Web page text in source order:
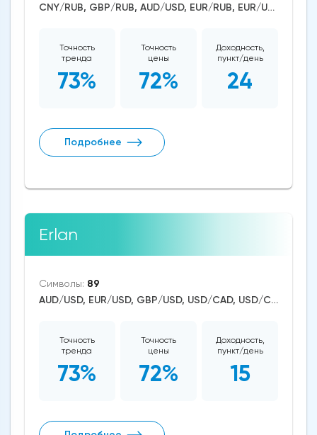
CNY/RUB, GBP/RUB, AUD/USD, EUR/RUB, EUR/USD, GBP/USD, USD/CAD, USD/CHF, USD/JPY, USD/RUB, CAD/CHF, EUR/AUD, EUR/NZD, EUR/GBP, CAD/JPY, EUR/CHF, GBP/AUD, GBP/NZD, AUD/NZD, GBP/CHF, NZD/CHF, AUD/CHF, EUR/JPY, CHF/JPY, EUR/CAD, GBP/JPY, NZD/JPY, AUD/JPY, NZD/USD, GBP/CAD, NZD/CAD, AUD/CAD, Litecoin/USD, Ethereum/USD, Bitcoin/USD, US Dollar Index, DAX, Dow Jones, NASDAQ 100, S&P 500, Brent Crude Oil, WTI Crude Oil, Natural Gas, Silver, Gold, Apple, JPMorgan Chase, Walt Disney, Amazon, Tesla Motors, Uniswap
Точность
тренда
73%
Точность
цены
72%
Доходность,
пункт/день
24
Подробнее
Erlan
Символы: 89
AUD/USD, EUR/USD, GBP/USD, USD/CAD, USD/CHF, USD/JPY, CAD/CHF, EUR/AUD, EUR/NZD, EUR/GBP, CAD/JPY, EUR/CHF, GBP/AUD, GBP/NZD, AUD/NZD, GBP/CHF, NZD/CHF, AUD/CHF, EUR/JPY, CHF/JPY, EUR/CAD, GBP/JPY, NZD/JPY, AUD/JPY, NZD/USD, GBP/CAD, NZD/CAD, AUD/CAD, Dash/USD, Stellar/USD, EthereumClassic/USD, Zcash/USD, Cardano/USD, EOS/USD, BitcoinCash/USD, Litecoin/USD, Tron/USD, NEO/USD, Ethereum/USD, Monero/USD, Bitcoin/USD, XRP/USD, US Dollar Index, DAX, Dow Jones, NASDAQ 100, S&P 500, RUSSELL 2000, Brent Crude Oil, WTI Crude Oil, Natural Gas, Silver, Gold, Copper, Canopy Growth, Tilray, Alibaba, Visa, Uber Technologies, Apple, JPMorgan Chase, Johnson&Johnson, Coca-Cola, nVidia, Citigroup, Pfizer, Meta Platforms, Bank of America, eBay, General Electrics, Intel, Ford Motor, Walt Disney, Amazon, LYFT, Tesla Motors, Aurora Cannabis, Boeing, Dogecoin, Shiba Inu, Binance Coin, Polkadot, Uniswap, Chainlink, BitTorrent, Solana, Aave, Terra, VeChain
Точность
тренда
73%
Точность
цены
72%
Доходность,
пункт/день
15